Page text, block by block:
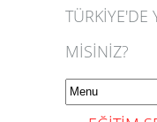
TÜRKİYE'DE
MİSİNİZ?